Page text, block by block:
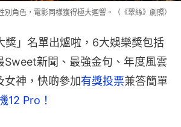
角色，電影同樣獲得極大迴響。（《翠絲》劇照）
獎」名單出爐啦，6大娛樂獎包括
Sweet新聞、最強金句、年度風雲
女神，快啲參加有獎投票兼答簡單
12 Pro！